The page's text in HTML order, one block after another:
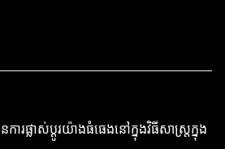
រផ្លាស់ប្តូរយ៉ាងធំធេងនៅក្នុងវិធីសាស្ត្រក្នុង